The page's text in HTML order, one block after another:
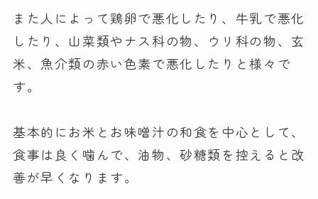
また人によって鶏卵で悪化したり、牛乳で悪化
したり、山菜類やナス科の物、ウリ科の物、玄
米、魚介類の赤い色素で悪化したりと様々で
す。
基本的にお米とお味噌汁の和食を中心として、
食事は良く噛んで、油物、砂糖類を控えると改
善が早くなります。